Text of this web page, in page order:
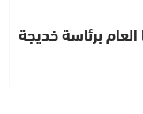
برئاسة خديجة